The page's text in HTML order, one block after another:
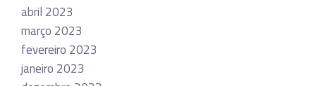
abril 2023
março 2023
fevereiro 2023
janeiro 2023